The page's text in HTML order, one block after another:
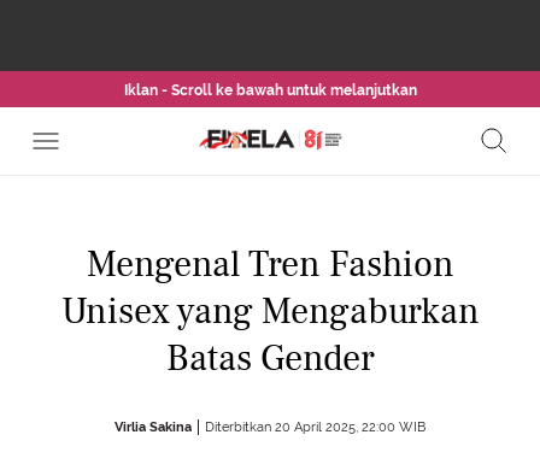
Iklan - Scroll ke bawah untuk melanjutkan
Mengenal Tren Fashion
Unisex yang Mengaburkan
Batas Gender
Virlia Sakina Diterbitkan 20 April 2025, 22:00 WIB